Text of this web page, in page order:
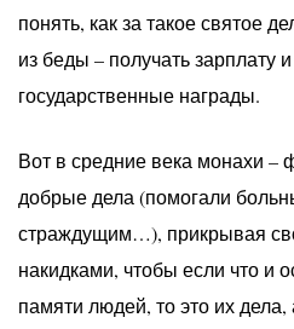
понять, как за такое святое
из беды – получать зарплату
государственные награды.
Вот в средние века монахи –
добрые дела (помогали
страждущим…), прикрывая
накидками, чтобы если что и
памяти людей, то это их